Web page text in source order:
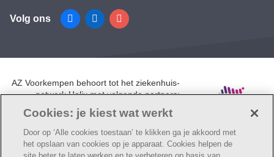
Volg ons FacebookLinkedinInstagram
AZ Voorkempen behoort tot het ziekenhuis-
netwerk Helix met volgende partners:
Klina.
Cookies: je kiest wat werkt
Door op ‘Alle cookies toestaan’ te klikken ga je akkoord met
het opslaan van cookies op je apparaat. Cookies helpen de